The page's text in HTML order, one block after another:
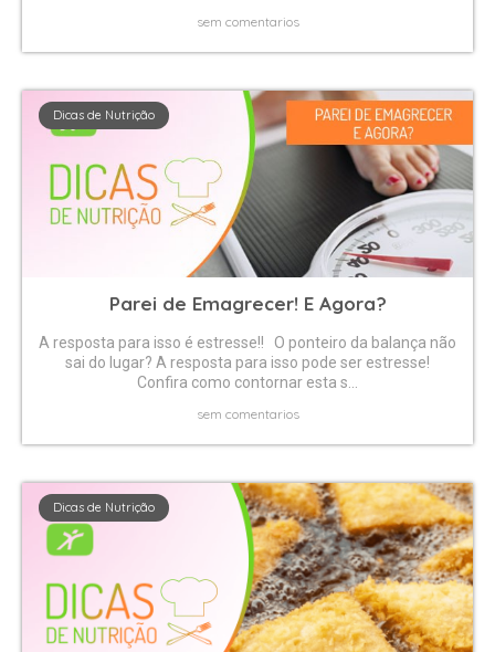
sem comentarios
Dicas de Nutrição
Parei de Emagrecer! E Agora?
A resposta para isso é estresse!! O ponteiro da balança não
sai do lugar? A resposta para isso pode ser estresse!
Confira como contornar esta s...
sem comentarios
Dicas de Nutrição